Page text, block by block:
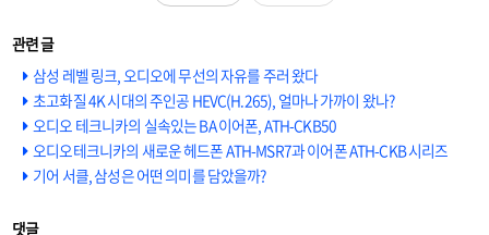
삼성 레벨 링크, 오디오에 무선의 자유를 주러 왔다
초고화질 4K 시대의 주인공 HEVC(H.265), 얼마나 가까이 왔나?
오디오 테크니카의 실속있는 BA 이어폰, ATH-CKB50
오디오테크니카의 새로운 헤드폰 ATH-MSR7과 이어폰 ATH-CKB 시리즈
기어 서클, 삼성은 어떤 의미를 담았을까?
댓글